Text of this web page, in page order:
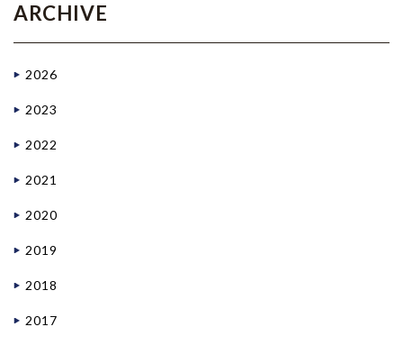
ARCHIVE
2026
2023
2022
2021
2020
2019
2018
2017